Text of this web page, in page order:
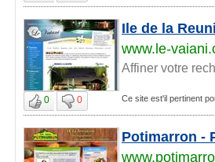
Ile de la
www.le-
Affiner votre
0 0 Ce site est'il pertinent
Potimarron -